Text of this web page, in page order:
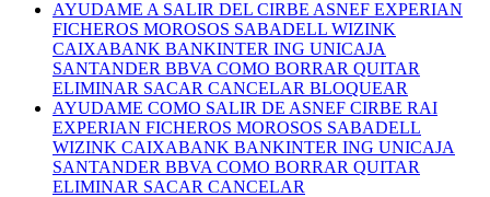
AYUDAME A SALIR DEL CIRBE ASNEF EXPERIAN
FICHEROS MOROSOS SABADELL WIZINK
CAIXABANK BANKINTER ING UNICAJA
SANTANDER BBVA COMO BORRAR QUITAR
ELIMINAR SACAR CANCELAR BLOQUEAR
AYUDAME COMO SALIR DE ASNEF CIRBE RAI
EXPERIAN FICHEROS MOROSOS SABADELL
WIZINK CAIXABANK BANKINTER ING UNICAJA
SANTANDER BBVA COMO BORRAR QUITAR
ELIMINAR SACAR CANCELAR